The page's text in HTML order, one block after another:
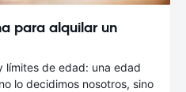
para alquilar un
límites de edad: una edad
lo decidimos nosotros, sino